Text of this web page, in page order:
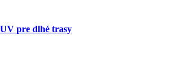
pre dlhé trasy